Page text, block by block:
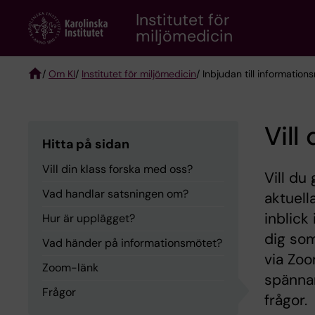
content
Institutet för
miljömedicin
/ Om KI/ Institutet för miljömedicin/ Inbjudan till
Hitta på sidan
Vill din klass forska med oss?
Vad handlar satsningen om?
Hur är upplägget?
Vad händer på informationsmötet?
Zoom-länk
Frågor
Vill
Vill du
inblick
dig
via
frågor.